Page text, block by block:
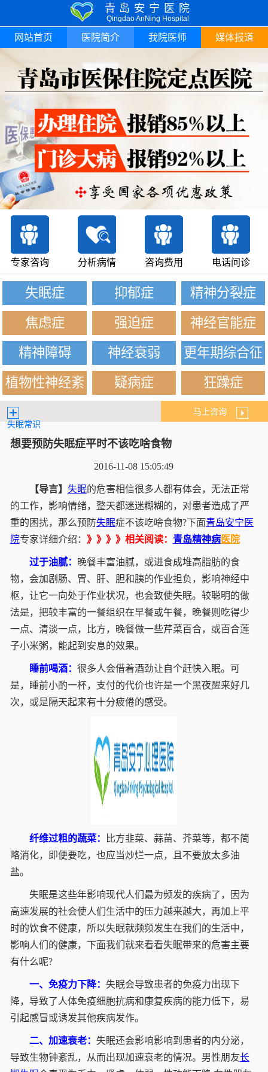
青岛安宁医院
Qingdao AnNing Hospital
网站首页 医院简介 我院医师 媒体报道
专家咨询 分析病情 咨询费用 电话问诊
失眠症 抑郁症
精神分裂症
焦虑症
强迫症
神经官能症
精神障碍
神经衰弱
更年期综合征
植物性神经紊
疑病症 狂躁症
失眠常识
马上咨询
想要预防失眠症平时不该吃啥食物
2016-11-08 15:05:49
【导言】 失眠的危害相信很多人都有体会，无法正常
的工作，影响情绪，整天都迷迷糊糊的，对患者造成了严
重的困扰，那么预防失眠症不该吃啥食物?下面青岛安宁医
院专家详细介绍： 》》》》相关阅读： 青岛精神病医院
过于油腻：
晚餐丰富油腻，或进食成堆高脂肪的食
物，会加剧肠、胃、肝、胆和胰的作业担负，影响神经中
枢，让它一向处于作业状况，也会致使失眠。较聪明的做
法是，把较丰富的一餐组织在早餐或午餐，晚餐则吃得少
一点、清淡一点，比方，晚餐做一些芹菜百合，或百合莲
子小米粥，能起到安息的效果。
睡前喝酒： 很多人会借着酒劲让自个赶快入眠。可
是，睡前小酌一杯，支付的代价也许是一个黑夜醒来好几
次，或是隔天起来有十分疲倦的感受。
纤维过粗的蔬菜：
比方韭菜、蒜苗、芥菜等，都不简
略消化，即便要吃，也应当炒烂一点，且不要放太多油
盐。
失眠是这些年影响现代人们最为频发的疾病了，因为
高速发展的社会使人们生活中的压力越来越大，再加上平
时的饮食不健康，所以失眠就频频发生在我们的生活中，
影响人们的健康，下面我们就来看看失眠带来的危害主要
有什么呢?
一、免疫力下降： 失眠会导致患者的免疫力出现下
降，导致了人体免疫细胞抗病和康复疾病的能力低下，易
引起感冒或诱发其他疾病发作。
二、加速衰老： 失眠还会影响影响到患者的内分泌，
导致生物钟紊乱，从而出现加速衰老的情况。男性朋友长